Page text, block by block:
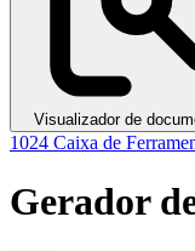
Visualizador de
1024 Caixa de
Gerador